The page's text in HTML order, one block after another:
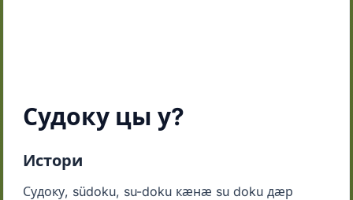
Судоку цы у?
Истори
Судоку, südoku, su-doku кӕнӕ su doku дӕр